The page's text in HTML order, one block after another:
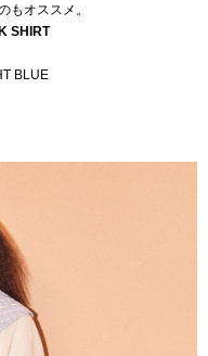
もオススメ。
SHIRT
BLUE